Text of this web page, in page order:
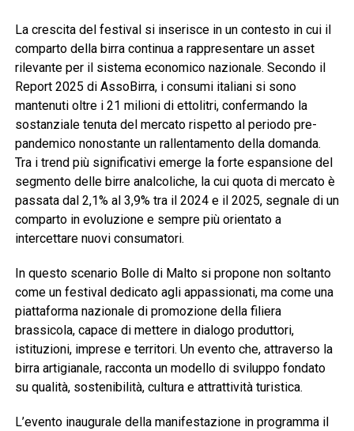
La crescita del festival si inserisce in un contesto in cui il
comparto della birra continua a rappresentare un asset
rilevante per il sistema economico nazionale. Secondo il
Report 2025 di AssoBirra, i consumi italiani si sono
mantenuti oltre i 21 milioni di ettolitri, confermando la
sostanziale tenuta del mercato rispetto al periodo pre-
pandemico nonostante un rallentamento della domanda.
Tra i trend più significativi emerge la forte espansione del
segmento delle birre analcoliche, la cui quota di mercato è
passata dal 2,1% al 3,9% tra il 2024 e il 2025, segnale di un
comparto in evoluzione e sempre più orientato a
intercettare nuovi consumatori.
In questo scenario Bolle di Malto si propone non soltanto
come un festival dedicato agli appassionati, ma come una
piattaforma nazionale di promozione della filiera
brassicola, capace di mettere in dialogo produttori,
istituzioni, imprese e territori. Un evento che, attraverso la
birra artigianale, racconta un modello di sviluppo fondato
su qualità, sostenibilità, cultura e attrattività turistica.
L’evento inaugurale della manifestazione in programma il